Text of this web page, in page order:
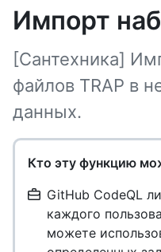
Импорт
[Сантехника]
файлов TRAP в
данных.
Кто эту функцию
GitHub CodeQL
каждого
можете